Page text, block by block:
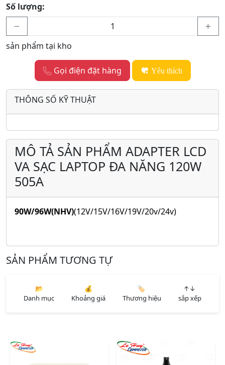
Số lượng:
sản phẩm tại kho
Gọi điện đặt hàng Yêu thích
THÔNG SỐ KỸ THUẬT
MÔ TẢ SẢN PHẨM ADAPTER LCD
VA SẠC LAPTOP ĐA NĂNG 120W
505A
90W/96W(NHV)(12V/15V/16V/19V/20v/24v)
SẢN PHẨM TƯƠNG TỰ
📂
Danh mục
💰
Khoảng giá
🏷️
Thương hiệu
↑↓
sắp xếp